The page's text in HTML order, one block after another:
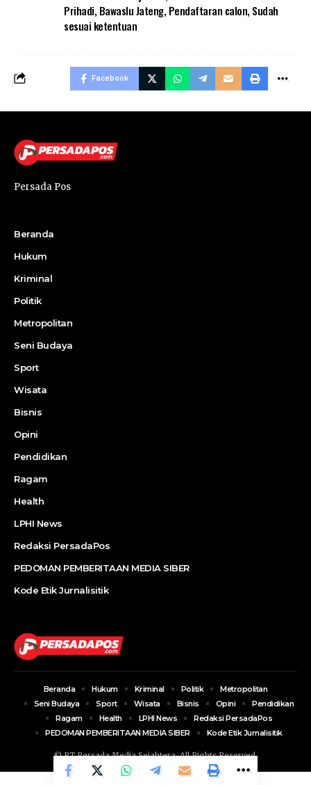
Prihadi, Bawaslu Jateng, Pendaftaran calon, Sudah
sesuai ketentuan
Facebook
Persada Pos
Beranda
Hukum
Kriminal
Politik
Metropolitan
Seni Budaya
Sport
Wisata
Bisnis
Opini
Pendidikan
Ragam
Health
LPHI News
Redaksi PersadaPos
PEDOMAN PEMBERITAAN MEDIA SIBER
Kode Etik Jurnalisitik
© PT Persada Media Sejahtera. All Rights Reserved.
Beranda Hukum Kriminal Politik
Metropolitan
Seni Budaya
Sport Wisata Bisnis Opini
Pendidikan
Ragam
Health LPHI News
Redaksi PersadaPos
PEDOMAN PEMBERITAAN MEDIA SIBER
Kode Etik Jurnalisitik